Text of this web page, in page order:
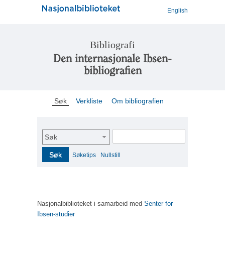
English
Bibliografi
Den internasjonale Ibsen-
bibliografien
Søk Verkliste Om bibliografien
Søk
Søk Søketips Nullstill
Nasjonalbiblioteket i samarbeid med Senter for
Ibsen-studier